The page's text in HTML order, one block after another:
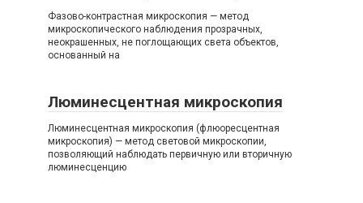
Фазово-контрастная микроскопия — метод
микроскопического наблюдения прозрачных,
неокрашенных, не поглощающих света объектов,
основанный на
Люминесцентная микроскопия
Люминесцентная микроскопия (флюоресцентная
микроскопия) — метод световой микроскопии,
позволяющий наблюдать первичную или вторичную
люминесценцию